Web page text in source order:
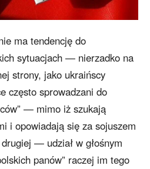
ma tendencję do
sytuacjach — nierzadko na
strony, jako ukraińscy
często sprowadzani do
— mimo iż szukają
i opowiadają się za sojuszem
— udział w głośnym
panów” raczej im tego